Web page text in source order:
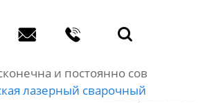
  
и постоянно сов
лазерный сварочный